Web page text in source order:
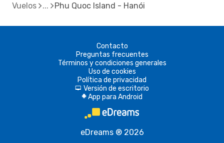
Vuelos Phu Quoc Island - Hanói
Contacto
Preguntas frecuentes
Términos y condiciones generales
Uso de cookies
Política de privacidad
d Versión de escritorio
A App para Android
eDreams ® 2026